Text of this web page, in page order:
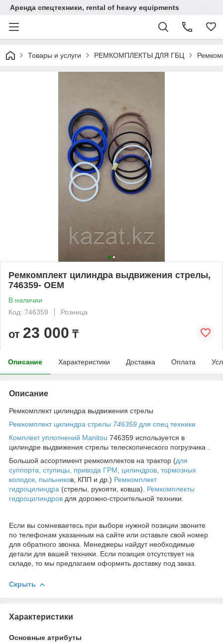
Аренда спецтехники, rental of heavy equipments
Товары и услуги РЕМКОМПЛЕКТЫ ДЛЯ ГБЦ
Ремкомплект цилиндра выдвижения стрелы,
746359- OEM
В наличии
Код: 746359
Розница
от 23 000 ₸
Описание Характеристики Доставка Оплата
Описание
Ремкомплект цилиндра выдвижения стрелы
Ремкомплект цилиндра стрелы 746359 для спец техники
Комплект уплотнений Manitou 746359 используется в
цилиндре выдвижения стрелы телескопического погрузчика .
Большой ассортимент ремкомплектов на трактор (для
суппорта, ступицы, привода ГРМ, цилиндров, тормозных
колодок, пыльников, КПП и др.) Ремкомплект
гидроцилиндра (стрелы, рукояти, ковша). Ремкомплекты
гидроцилиндров для дорожно-строительной техники.
Если вы сомневаетесь при выборе нужной позиции звоните
по телефонам указанным на сайте или оставьте свой номер
для обратного звонка. Менеджеры найдут необходимые
детали для вашей техники. Если позиция отсутствует на
складе, то мы предлагаем оформить доставку под заказ.
Скрыть
Характеристики
Основные атрибуты